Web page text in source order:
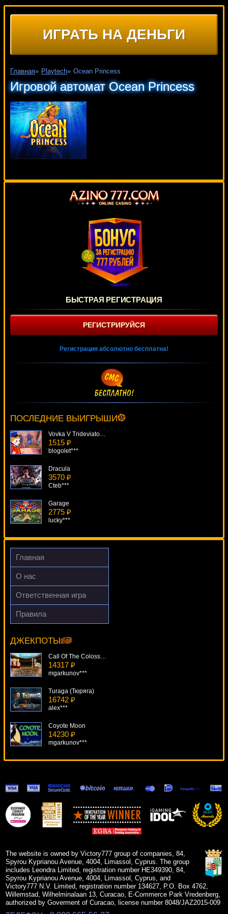
ИГРАТЬ НА ДЕНЬГИ
Главная» Playtech» Ocean Princess
Игровой автомат Ocean Princess
БЫСТРАЯ РЕГИСТРАЦИЯ
РЕГИСТРИРУЙСЯ
Регистрация абсолютно бесплатна!
ПОСЛЕДНИЕ ВЫИГРЫШИ
loto***
Vovka V Trideviatom Carstve
1515 ₽
blogolet***
Dracula
3570 ₽
Cteb***
Garage
2775 ₽
lucky***
Winning Wizards
4853 ₽
DenisVS***
Главная
О нас
Ответственная игра
Правила
ДЖЕКПОТЫ
Blade
Lucy***
Call Of The Colosseum
14317 ₽
mgarkunov***
Turaga (Тюряга)
16742 ₽
alex***
Coyote Moon
14230 ₽
mgarkunov***
The Six Million Dollar Man
5306 ₽
Gamer***
Wild Spirit
The website is owned by Victory777 group of companies, 84,
Spyrou Kyprianou Avenue, 4004, Limassol, Cyprus. The group
includes Leondra Limited, registration number HE349390, 84,
Spyrou Kyprianou Avenue, 4004, Limassol, Cyprus, and
Victory777 N.V. Limited, registration number 134627, P.O. Box 4762,
Willemstad, Wilhelminalaan 13, Curacao, E-Commerce Park Vredenberg,
authorized by Goverment of Curacao, license number 8048/JAZ2015-009